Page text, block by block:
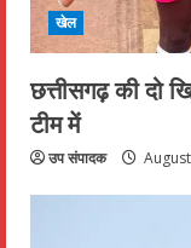
खेल
छत्तीसगढ़ की दो
टीम में
उप संपादक